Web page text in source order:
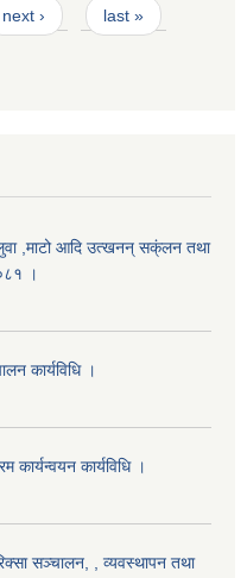
next › last »
,माटो आदि उत्खनन् सक्ंलन तथा
।
कार्यविधि ।
कार्यन्वयन कार्यविधि ।
सञ्चालन, , व्यवस्थापन तथा